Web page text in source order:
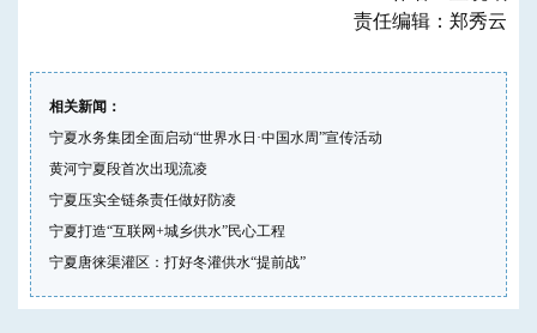
责任编辑：郑秀云
相关新闻：
宁夏水务集团全面启动“世界水日·中国水周”宣传活动
黄河宁夏段首次出现流凌
宁夏压实全链条责任做好防凌
宁夏打造“互联网+城乡供水”民心工程
宁夏唐徕渠灌区：打好冬灌供水“提前战”